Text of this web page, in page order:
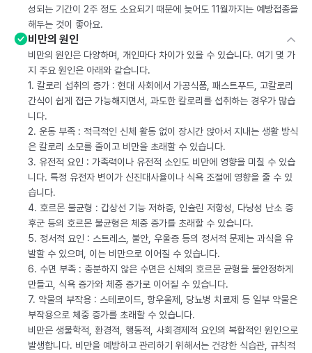
성되는 기간이 2주 정도 소요되기 때문에 늦어도 11월까지는 예방접종을
해두는 것이 좋아요.
비만의 원인
비만의 원인은 다양하며, 개인마다 차이가 있을 수 있습니다. 여기 몇 가
지 주요 원인은 아래와 같습니다.
1. 칼로리 섭취의 증가 : 현대 사회에서 가공식품, 패스트푸드, 고칼로리
간식이 쉽게 접근 가능해지면서, 과도한 칼로리를 섭취하는 경우가 많습
니다.
2. 운동 부족 : 적극적인 신체 활동 없이 장시간 앉아서 지내는 생활 방식
은 칼로리 소모를 줄이고 비만을 초래할 수 있습니다.
3. 유전적 요인 : 가족력이나 유전적 소인도 비만에 영향을 미칠 수 있습
니다. 특정 유전자 변이가 신진대사율이나 식욕 조절에 영향을 줄 수 있
습니다.
4. 호르몬 불균형 : 갑상선 기능 저하증, 인슐린 저항성, 다낭성 난소 증
후군 등의 호르몬 불균형은 체중 증가를 초래할 수 있습니다.
5. 정서적 요인 : 스트레스, 불안, 우울증 등의 정서적 문제는 과식을 유
발할 수 있으며, 이는 비만으로 이어질 수 있습니다.
6. 수면 부족 : 충분하지 않은 수면은 신체의 호르몬 균형을 불안정하게
만들고, 식욕 증가와 체중 증가로 이어질 수 있습니다.
7. 약물의 부작용 : 스테로이드, 항우울제, 당뇨병 치료제 등 일부 약물은
부작용으로 체중 증가를 초래할 수 있습니다.
비만은 생물학적, 환경적, 행동적, 사회경제적 요인의 복합적인 원인으로
발생합니다. 비만을 예방하고 관리하기 위해서는 건강한 식습관, 규칙적